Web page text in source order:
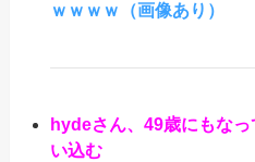
ｗｗｗｗ（画像あり）
hydeさん、49歳にもな
い込む